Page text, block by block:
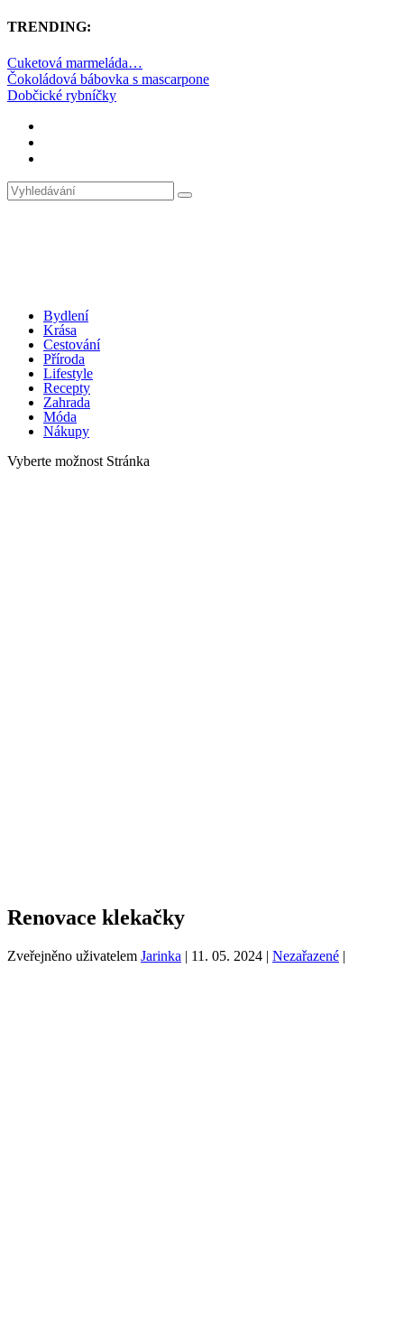
TRENDING:
Cuketová marmeláda…
Čokoládová bábovka s mascarpone
Dobčické rybníčky
Bydlení
Krása
Cestování
Příroda
Lifestyle
Recepty
Zahrada
Móda
Nákupy
Vyberte možnost Stránka
Renovace klekačky
Zveřejněno uživatelem Jarinka | 11. 05. 2024 | Nezařazené |